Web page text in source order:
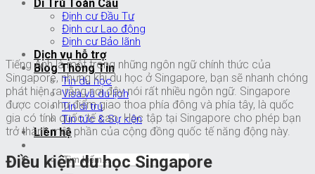
Di Trú Toàn Cầu
Định cư Đầu Tư
Định cư Lao động
Định cư Bảo lãnh
Dịch vụ hỗ trợ
Blog Thông Tin
Tin du học
Visa và du lịch
Tin di trú
Tin tức & Sự kiện
Liên hệ
Tiếng Anh là một trong những ngôn ngữ chính thức của
Singapore, nhưng khi du học ở Singapore, bạn sẽ nhanh chóng
phát hiện ra rằng nơi đây nói rất nhiều ngôn ngữ. Singapore
được coi như điểm giao thoa phía đông và phía tây, là quốc
gia có tính quốc tế cao. Học tập tại Singapore cho phép bạn
trở thành một phần của cộng đồng quốc tế năng động này.
Điều kiện du học Singapore